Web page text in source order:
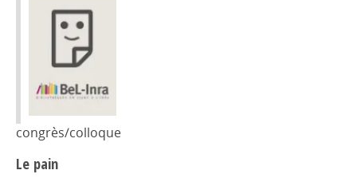
congrès/colloque
Le pain